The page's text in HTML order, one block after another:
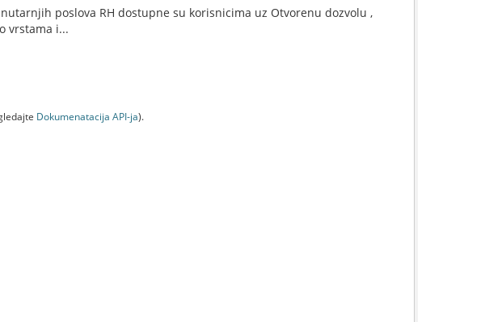
poslova RH dostupne su korisnicima uz Otvorenu dozvolu ,
vrstama i...
Dokumenаtаcijа API-jа).